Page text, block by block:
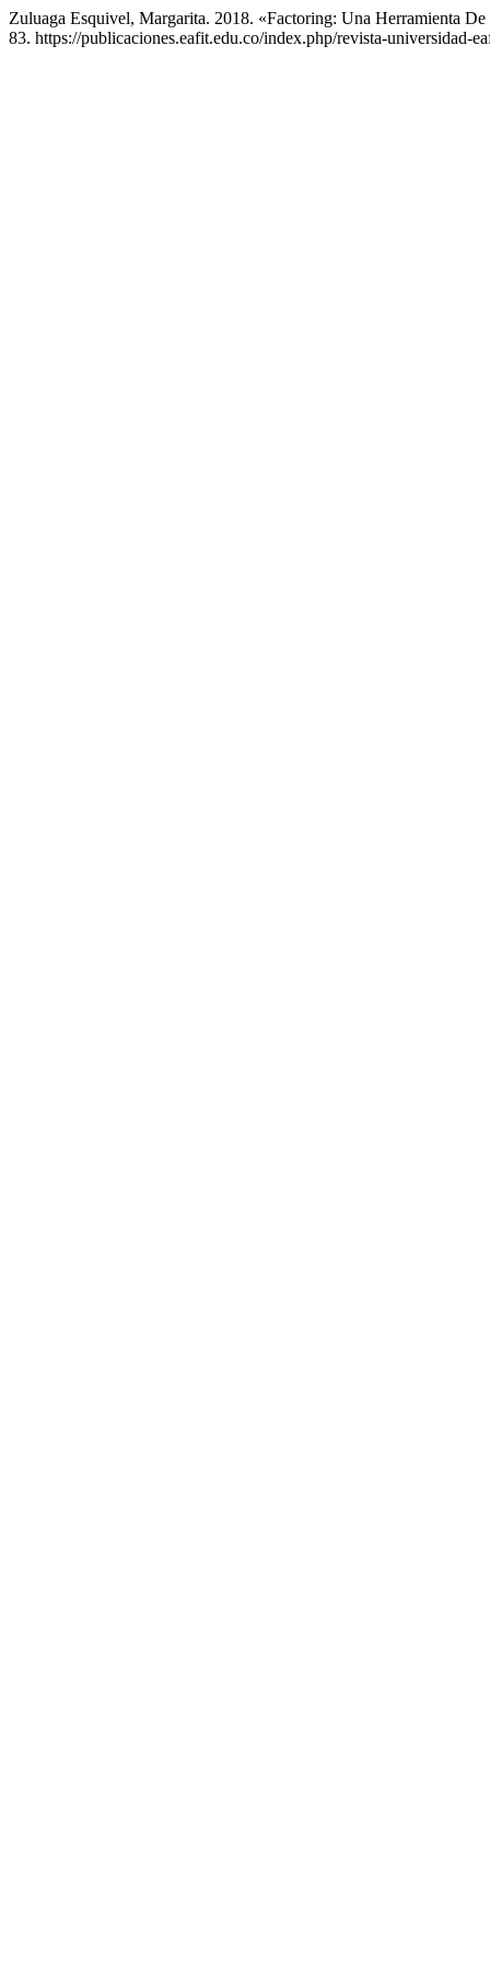
Zuluaga Esquivel, ​Margarita. 2018. «Factoring: Una Herramienta
83. https://publicaciones.eafit.edu.co/index.php/revista-universidad-